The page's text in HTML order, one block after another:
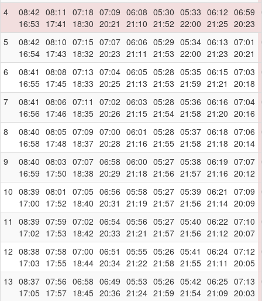
4
08:42
16:53
08:11
17:41
07:18
18:30
07:09
20:21
06:08
21:10
05:30
21:52
05:33
22:00
06:12
21:25
06:59
20:23
5
08:42
16:54
08:10
17:43
07:15
18:32
07:07
20:23
06:06
21:11
05:29
21:53
05:34
22:00
06:13
21:23
07:01
20:21
6
08:41
16:55
08:08
17:45
07:13
18:33
07:04
20:25
06:05
21:13
05:28
21:53
05:35
21:59
06:15
21:21
07:03
20:18
7
08:41
16:56
08:06
17:46
07:11
18:35
07:02
20:26
06:03
21:15
05:28
21:54
05:36
21:58
06:16
21:20
07:04
20:16
8
08:40
16:58
08:05
17:48
07:09
18:37
07:00
20:28
06:01
21:16
05:28
21:55
05:37
21:58
06:18
21:18
07:06
20:14
9
08:40
16:59
08:03
17:50
07:07
18:38
06:58
20:29
06:00
21:18
05:27
21:56
05:38
21:57
06:19
21:16
07:07
20:12
10 08:39
17:00
08:01
17:52
07:05
18:40
06:56
20:31
05:58
21:19
05:27
21:57
05:39
21:56
06:21
21:14
07:09
20:09
11
08:39
17:02
07:59
17:53
07:02
18:42
06:54
20:33
05:56
21:21
05:27
21:57
05:40
21:56
06:22
21:12
07:10
20:07
12 08:38
17:03
07:58
17:55
07:00
18:44
06:51
20:34
05:55
21:22
05:26
21:58
05:41
21:55
06:24
21:11
07:12
20:05
13 08:37
17:05
07:56
17:57
06:58
18:45
06:49
20:36
05:53
21:24
05:26
21:59
05:42
21:54
06:25
21:09
07:13
20:03